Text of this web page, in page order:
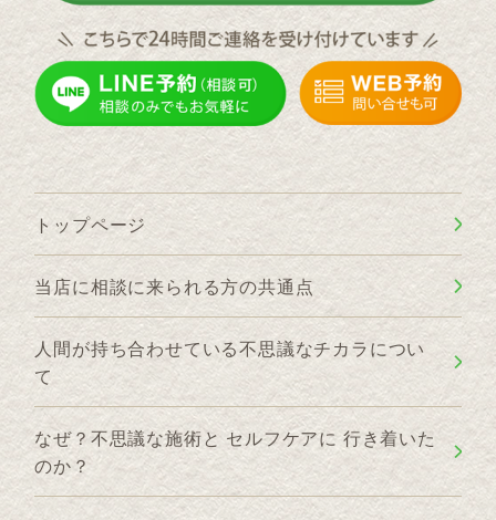
トップページ
当店に相談に来られる方の共通点
人間が持ち合わせている不思議なチカラについ
て
なぜ？不思議な施術と セルフケアに 行き着いた
のか？